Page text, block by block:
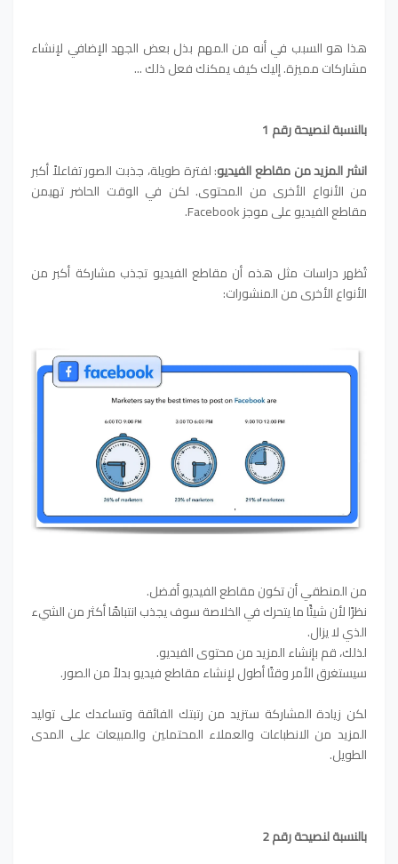
هذا هو السبب في أنه من المهم بذل بعض الجهد الإضافي لإنشاء
مشاركات مميزة. إليك كيف يمكنك فعل ذلك ...
بالنسبة لنصيحة رقم 1
انشر المزيد من مقاطع الفيديو: لفترة طويلة، جذبت الصور تفاعلاً أكبر
من الأنواع الأخرى من المحتوى. لكن في الوقت الحاضر تهيمن
مقاطع الفيديو على موجز Facebook.
تُظهر دراسات مثل هذه أن مقاطع الفيديو تجذب مشاركة أكبر من
الأنواع الأخرى من المنشورات:
من المنطقي أن تكون مقاطع الفيديو أفضل.
نظرًا لأن شيئًا ما يتحرك في الخلاصة سوف يجذب انتباهًا أكثر من الشيء
الذي لا يزال.
لذلك، قم بإنشاء المزيد من محتوى الفيديو.
سيستغرق الأمر وقتًا أطول لإنشاء مقاطع فيديو بدلاً من الصور.
لكن زيادة المشاركة ستزيد من رتبتك الفائقة وتساعدك على توليد
المزيد من الانطباعات والعملاء المحتملين والمبيعات على المدى
الطويل.
بالنسبة لنصيحة رقم 2